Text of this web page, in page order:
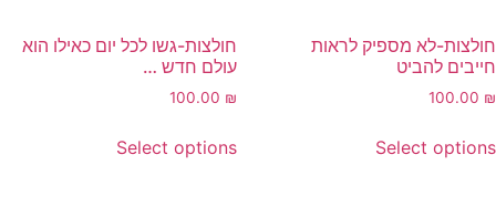
חולצות-לא מספיק לראות
חייבים להביט
100.00 ₪
Select options
חולצות-גשו לכל יום כאילו הוא
עולם חדש …
100.00 ₪
Select options